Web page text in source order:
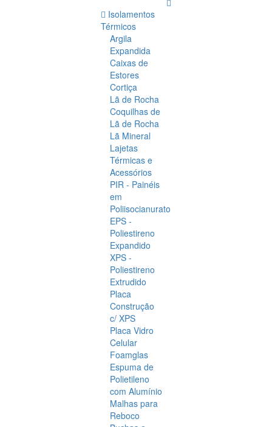
Isolamentos
Térmicos
Argila
Expandida
Caixas de
Estores
Cortiça
Lã de Rocha
Coquilhas de
Lã de Rocha
Lã Mineral
Lajetas
Térmicas e
Acessórios
PIR - Painéis
em
Poliisocianurato
EPS -
Poliestireno
Expandido
XPS -
Poliestireno
Extrudido
Placa
Construção
c/ XPS
Placa Vidro
Celular
Foamglas
Espuma de
Polietileno
com Alumínio
Malhas para
Reboco